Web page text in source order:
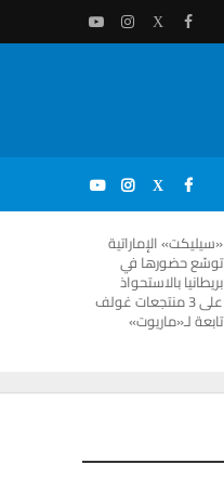
«سيليكت» الإماراتية
توسّع حضورها في
بريطانيا بالاستحواذ
على 3 منتجعات غولف
تابعة لـ«ماريوت»